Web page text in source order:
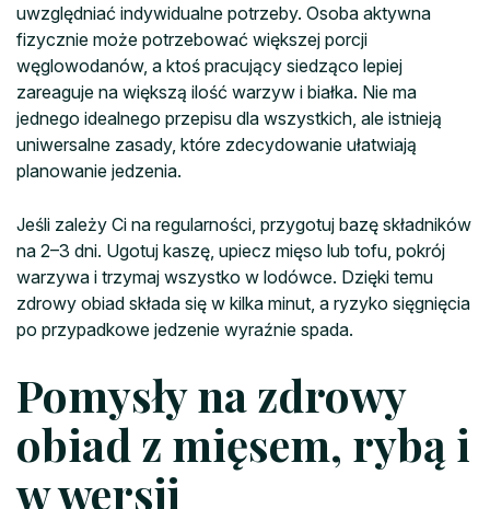
uwzględniać indywidualne potrzeby. Osoba aktywna
fizycznie może potrzebować większej porcji
węglowodanów, a ktoś pracujący siedząco lepiej
zareaguje na większą ilość warzyw i białka. Nie ma
jednego idealnego przepisu dla wszystkich, ale istnieją
uniwersalne zasady, które zdecydowanie ułatwiają
planowanie jedzenia.
Jeśli zależy Ci na regularności, przygotuj bazę składników
na 2–3 dni. Ugotuj kaszę, upiecz mięso lub tofu, pokrój
warzywa i trzymaj wszystko w lodówce. Dzięki temu
zdrowy obiad składa się w kilka minut, a ryzyko sięgnięcia
po przypadkowe jedzenie wyraźnie spada.
Pomysły na zdrowy
obiad z mięsem, rybą i
w wersji